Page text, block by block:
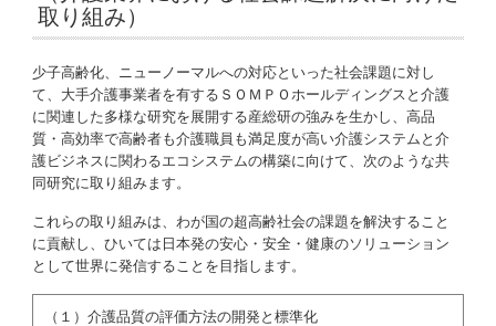
取り組み）
少子高齢化、ニューノーマルへの対応といった社会課題に対し
て、大手介護事業者を有するＳＯＭＰＯホールディングスと介護
に関連した多様な研究を展開する産総研の強みを生かし、高品
質・高効率で高齢者も介護職員も満足度が高い介護システムと介
護ビジネスに関わるエコシステムの構築に向けて、次のような共
同研究に取り組みます。
これらの取り組みは、わが国の超高齢社会の課題を解決すること
に貢献し、ひいては日本発の安心・安全・健康のソリューション
として世界に発信することを目指します。
（１）介護品質の評価方法の開発と標準化